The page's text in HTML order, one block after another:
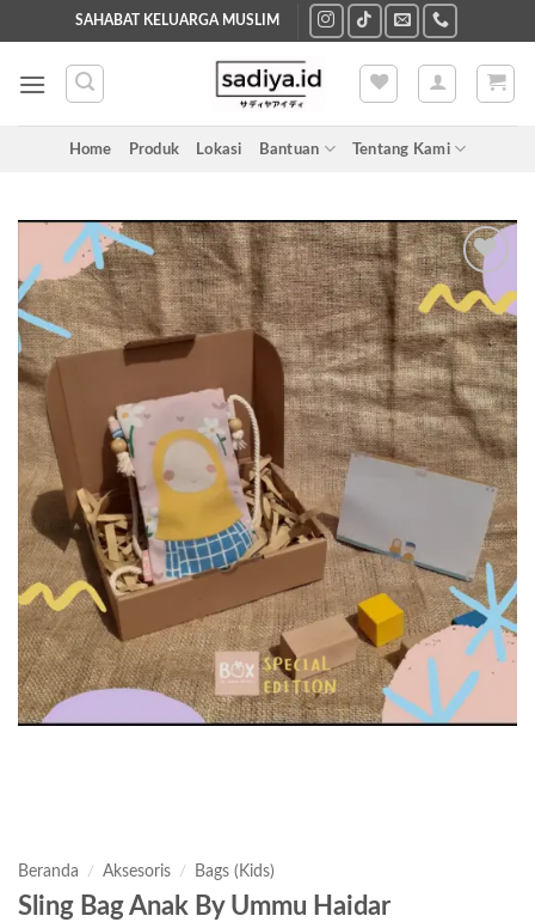
to
content
SAHABAT KELUARGA MUSLIM
Home Produk Lokasi Bantuan Tentang Kami
Add to
wishlist
Beranda / Aksesoris / Bags (Kids)
Sling Bag Anak By Ummu Haidar